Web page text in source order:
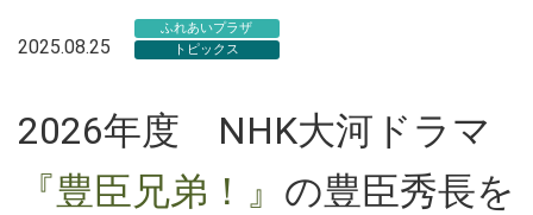
2025.08.25
ふれあいプラザ
トピックス
2026年度 NHK大河ドラマ
『豊臣兄弟！』 の豊臣秀長を